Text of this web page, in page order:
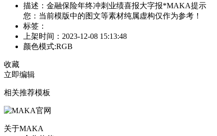
描述：金融保险年终冲刺业绩喜报大字报*MAKA提示
您：当前模版中的图文等素材纯属虚构仅作为参考！
标签：
上架时间：2023-12-08 15:13:48
颜色模式:RGB
收藏
立即编辑
相关推荐模板
关于MAKA